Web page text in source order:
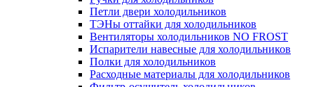
Петли двери холодильников
ТЭНы оттайки для холодильников
Вентиляторы холодильников NO FROST
Испарители навесные для холодильников
Полки для холодильников
Расходные материалы для холодильников